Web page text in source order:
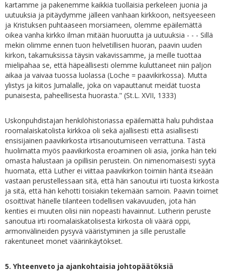
kartamme ja pakenemme kaikkia tuollaisia perkeleen juonia ja
uutuuksia ja pitäydymme jälleen vanhaan kirkkoon, neitsyeeseen
ja Kristuksen puhtaaseen morsiameen, olemme epäilemättä
oikea vanha kirkko ilman mitään huoruutta ja uutuuksia - - - Sillä
mekin olimme ennen tuon helvetillisen huoran, paavin uuden
kirkon, takamuksissa täysin vakavissamme, ja meille tuottaa
mielipahaa se, että häpeällisesti olemme kuluttaneet niin paljon
aikaa ja vaivaa tuossa luolassa (Loche = paavikirkossa). Mutta
ylistys ja kiitos Jumalalle, joka on vapauttanut meidät tuosta
punaisesta, paheellisesta huorasta." (St.L. XVII, 1333)
Uskonpuhdistajan henkilöhistoriassa epäilemättä halu puhdistaa
roomalaiskatolista kirkkoa oli sekä ajallisesti että asiallisesti
ensisijainen paavikirkosta irtisanoutumiseen verrattuna. Tästä
huolimatta myös paavikirkosta eroaminen oli asia, jonka hän teki
omasta halustaan ja opillisin perustein. On nimenomaisesti syytä
huomata, että Luther ei viittaa paavikirkon toimiin häntä itseään
vastaan perustellessaan sitä, että hän sanoutui irti tuosta kirkosta
ja sitä, että hän kehotti toisiakin tekemään samoin. Paavin toimet
osoittivat hänelle tilanteen todellisen vakavuuden, jota hän
kenties ei muuten olisi niin nopeasti havainnut. Lutherin peruste
sanoutua irti roomalaiskatolisesta kirkosta oli väärä oppi,
armonvälineiden pysyvä vääristyminen ja sille perustalle
rakentuneet monet väärinkäytökset.
5. Yhteenveto ja ajankohtaisia johtopäätöksiä